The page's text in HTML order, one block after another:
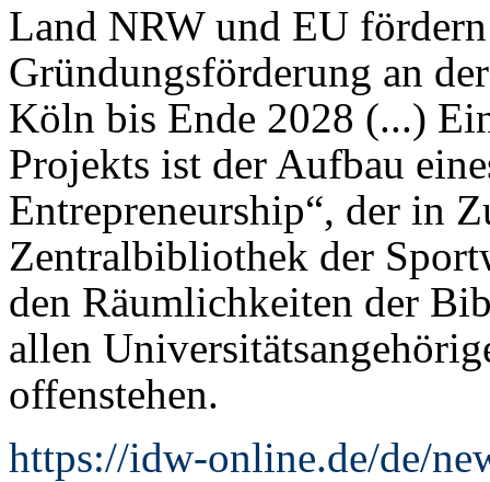
Land NRW und EU
Gründungsförderung an
Köln bis Ende 2028 (...)
Projekts ist der Aufbau
Entrepreneurship“, der in
Zentralbibliothek der
den Räumlichkeiten der
allen
offenstehen.
https://idw-online.de/de/